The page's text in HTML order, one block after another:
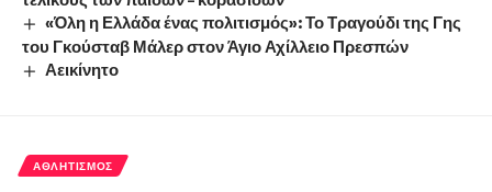
«Όλη η Ελλάδα ένας πολιτισμός»: Το Τραγούδι της Γης
του Γκούσταβ Μάλερ στον Άγιο Αχίλλειο Πρεσπών
Αεικίνητο
ΑΘΛΗΤΙΣΜΌΣ